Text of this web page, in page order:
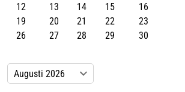
12 13 14 15
16
19 20 21 22
23
26 27 28 29
30